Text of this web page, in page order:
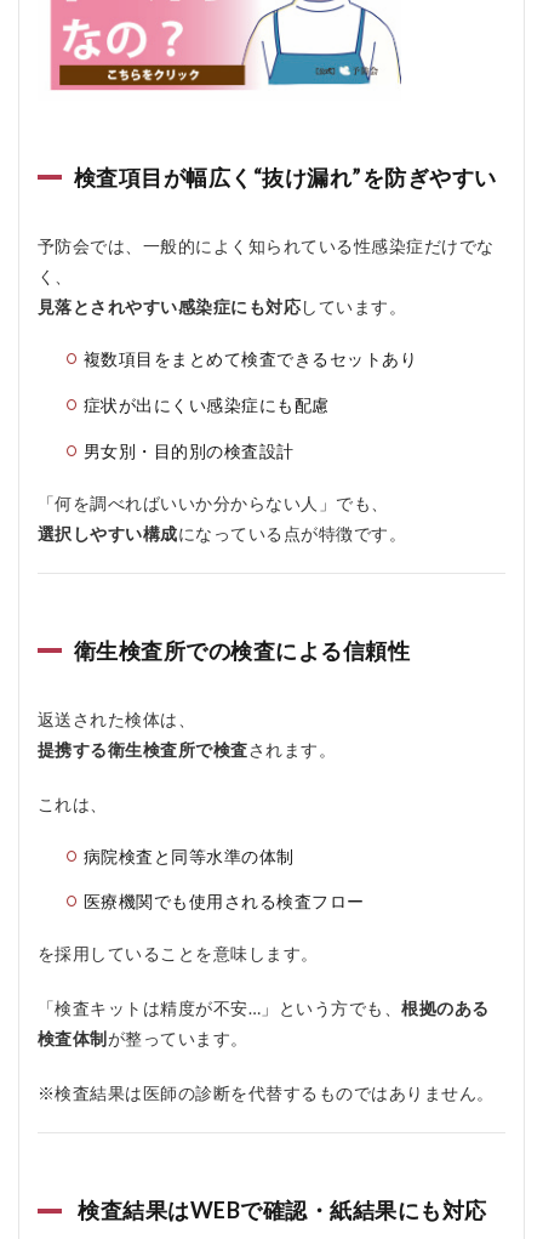
会
を
お
す
る
す
す
し
人
5.1
すめ
人
5.2
すめ
6
防
会
の
く
あ
質
疑
＆A
Q1.
本当
同じ
6.2
Q2.
検査項目が幅広く“抜け漏れ”を防ぎやすい
予防会では、一般的によく知られている性感染症だけでな
く、
見落とされやすい感染症にも対応しています。
複数項目をまとめて検査できるセットあり
症状が出にくい感染症にも配慮
男女別・目的別の検査設計
「何を調べればいいか分からない人」でも、
選択しやすい構成になっている点が特徴です。
衛生検査所での検査による信頼性
返送された検体は、
提携する衛生検査所で検査されます。
これは、
病院検査と同等水準の体制
医療機関でも使用される検査フロー
を採用していることを意味します。
「検査キットは精度が不安…」という方でも、根拠のある
検査体制が整っています。
※検査結果は医師の診断を代替するものではありません。
検査結果はWEBで確認・紙結果にも対応